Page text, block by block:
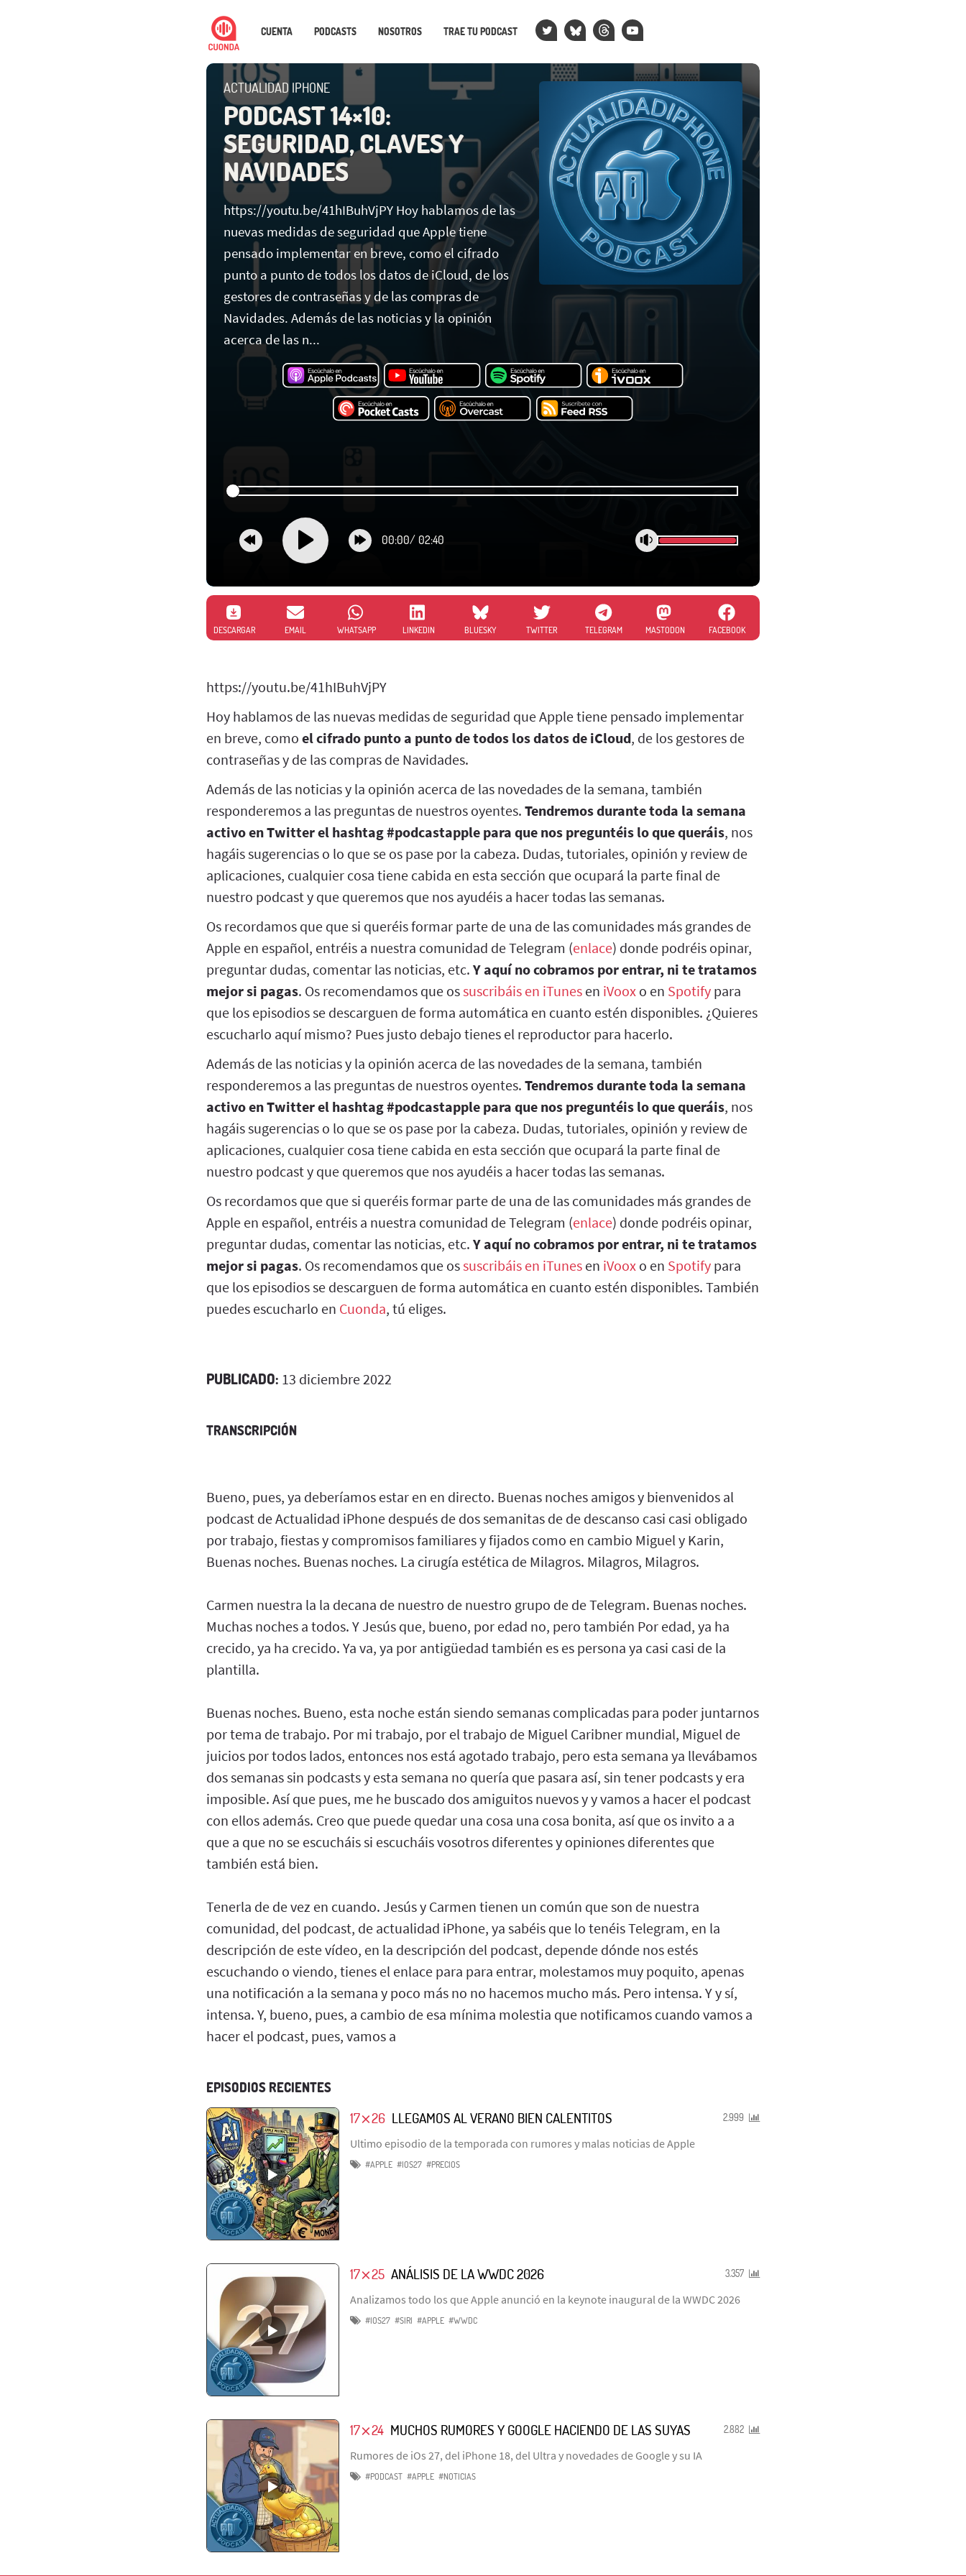
CUENTA PODCASTS NOSOTROS TRAE TU PODCAST
ACTUALIDAD IPHONE
PODCAST 14×10:
SEGURIDAD, CLAVES Y
NAVIDADES
https://youtu.be/41hIBuhVjPY Hoy hablamos de las
nuevas medidas de seguridad que Apple tiene
pensado implementar en breve, como el cifrado
punto a punto de todos los datos de iCloud, de los
gestores de contraseñas y de las compras de
Navidades. Además de las noticias y la opinión
acerca de las n...
00:00/ 02:40
DESCARGAR EMAIL WHATSAPP LINKEDIN BLUESKY TWITTER TELEGRAM MASTODON FACEBOOK
https://youtu.be/41hIBuhVjPY
Hoy hablamos de las nuevas medidas de seguridad que Apple tiene pensado implementar
en breve, como el cifrado punto a punto de todos los datos de iCloud, de los gestores de
contraseñas y de las compras de Navidades.
Además de las noticias y la opinión acerca de las novedades de la semana, también
responderemos a las preguntas de nuestros oyentes. Tendremos durante toda la semana
activo en Twitter el hashtag #podcastapple para que nos preguntéis lo que queráis, nos
hagáis sugerencias o lo que se os pase por la cabeza. Dudas, tutoriales, opinión y review de
aplicaciones, cualquier cosa tiene cabida en esta sección que ocupará la parte final de
nuestro podcast y que queremos que nos ayudéis a hacer todas las semanas.
Os recordamos que que si queréis formar parte de una de las comunidades más grandes de
Apple en español, entréis a nuestra comunidad de Telegram (enlace) donde podréis opinar,
preguntar dudas, comentar las noticias, etc. Y aquí no cobramos por entrar, ni te tratamos
mejor si pagas. Os recomendamos que ossuscribáis en iTunes en iVoox o en Spotify para
que los episodios se descarguen de forma automática en cuanto estén disponibles. ¿Quieres
escucharlo aquí mismo? Pues justo debajo tienes el reproductor para hacerlo.
Además de las noticias y la opinión acerca de las novedades de la semana, también
responderemos a las preguntas de nuestros oyentes. Tendremos durante toda la semana
activo en Twitter el hashtag #podcastapple para que nos preguntéis lo que queráis, nos
hagáis sugerencias o lo que se os pase por la cabeza. Dudas, tutoriales, opinión y review de
aplicaciones, cualquier cosa tiene cabida en esta sección que ocupará la parte final de
nuestro podcast y que queremos que nos ayudéis a hacer todas las semanas.
Os recordamos que que si queréis formar parte de una de las comunidades más grandes de
Apple en español, entréis a nuestra comunidad de Telegram (enlace) donde podréis opinar,
preguntar dudas, comentar las noticias, etc. Y aquí no cobramos por entrar, ni te tratamos
mejor si pagas. Os recomendamos que ossuscribáis en iTunes en iVoox o en Spotify para
que los episodios se descarguen de forma automática en cuanto estén disponibles. También
puedes escucharlo en Cuonda, tú eliges.
PUBLICADO: 13 diciembre 2022
TRANSCRIPCIÓN
Bueno, pues, ya deberíamos estar en en directo. Buenas noches amigos y bienvenidos al
podcast de Actualidad iPhone después de dos semanitas de de descanso casi casi obligado
por trabajo, fiestas y compromisos familiares y fijados como en cambio Miguel y Karin,
Buenas noches. Buenas noches. La cirugía estética de Milagros. Milagros, Milagros.
Carmen nuestra la la decana de nuestro de nuestro grupo de de Telegram. Buenas noches.
Muchas noches a todos. Y Jesús que, bueno, por edad no, pero también Por edad, ya ha
crecido, ya ha crecido. Ya va, ya por antigüedad también es es persona ya casi casi de la
plantilla.
Buenas noches. Bueno, esta noche están siendo semanas complicadas para poder juntarnos
por tema de trabajo. Por mi trabajo, por el trabajo de Miguel Caribner mundial, Miguel de
juicios por todos lados, entonces nos está agotado trabajo, pero esta semana ya llevábamos
dos semanas sin podcasts y esta semana no quería que pasara así, sin tener podcasts y era
imposible. Así que pues, me he buscado dos amiguitos nuevos y y vamos a hacer el podcast
con ellos además. Creo que puede quedar una cosa una cosa bonita, así que os invito a a
que a que no se escucháis si escucháis vosotros diferentes y opiniones diferentes que
también está bien.
Tenerla de de vez en cuando. Jesús y Carmen tienen un común que son de nuestra
comunidad, del podcast, de actualidad iPhone, ya sabéis que lo tenéis Telegram, en la
descripción de este vídeo, en la descripción del podcast, depende dónde nos estés
escuchando o viendo, tienes el enlace para para entrar, molestamos muy poquito, apenas
una notificación a la semana y poco más no no hacemos mucho más. Pero intensa. Y y sí,
intensa. Y, bueno, pues, a cambio de esa mínima molestia que notificamos cuando vamos a
hacer el podcast, pues, vamos a
EPISODIOS RECIENTES
2.999
17⨯26 LLEGAMOS AL VERANO BIEN CALENTITOS
Ultimo episodio de la temporada con rumores y malas noticias de Apple
#APPLE #IOS27 #PRECIOS
3.357
17⨯25 ANÁLISIS DE LA WWDC 2026
Analizamos todo los que Apple anunció en la keynote inaugural de la WWDC 2026
#IOS27 #SIRI #APPLE #WWDC
2.882
17⨯24 MUCHOS RUMORES Y GOOGLE HACIENDO DE LAS SUYAS
Rumores de iOs 27, del iPhone 18, del Ultra y novedades de Google y su IA
#PODCAST #APPLE #NOTICIAS